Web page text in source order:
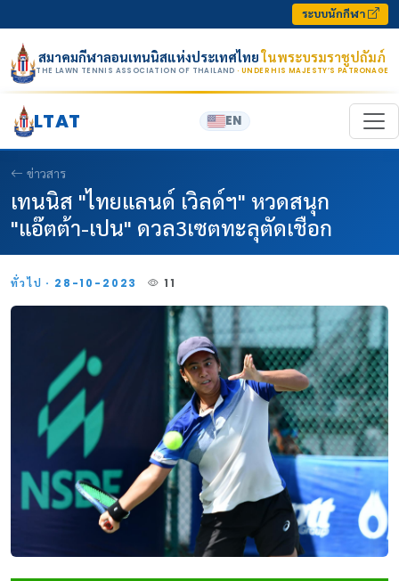
ระบบนักกีฬา
สมาคมกีฬาลอนเทนนิสแห่งประเทศไทยในพระบรมราชูปถัมภ์
THE LAWN TENNIS ASSOCIATION OF THAILAND · UNDER HIS MAJESTY’S PATRONAGE
LTAT EN
ข่าวสาร
เทนนิส "ไทยแลนด์ เวิลด์ฯ" หวดสนุก
"แอ๊ตต้า-เปน" ดวล3เซตทะลุตัดเชือก
ทั่วไป · 28-10-2023 11